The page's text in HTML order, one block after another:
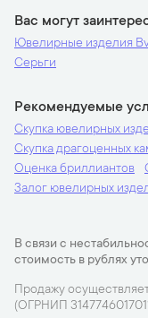
Вас могут
Ювелирные изделия
Серьги
Рекомендуемые
Скупка ювелирных
Скупка драгоценных
Оценка бриллиантов
Залог ювелирных
В связи с
стоимость в рублях
Продажу
(ОГРНИП